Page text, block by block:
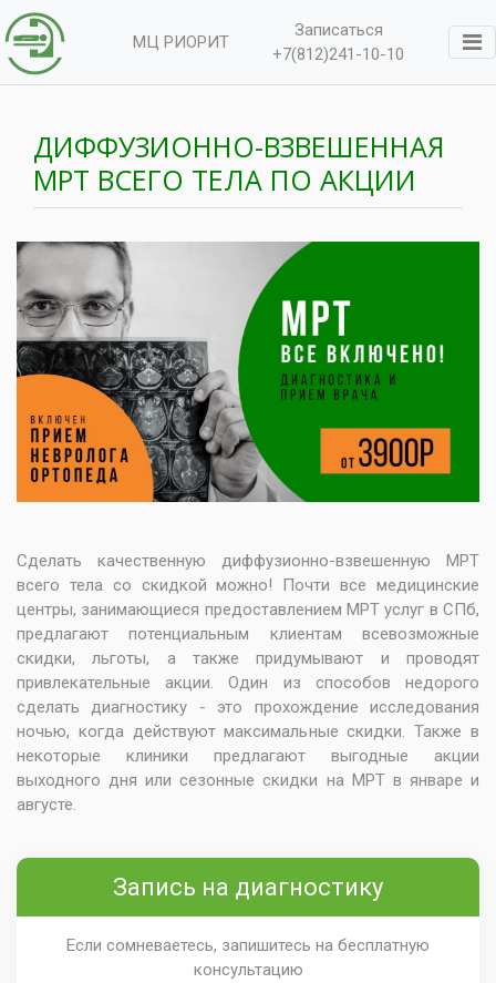
МЦ РИОРИТ
Записаться
+7(812)241-10-10
ДИФФУЗИОННО-ВЗВЕШЕННАЯ
МРТ ВСЕГО ТЕЛА ПО АКЦИИ
Сделать качественную диффузионно-взвешенную МРТ
всего тела со скидкой можно! Почти все медицинские
центры, занимающиеся предоставлением МРТ услуг в СПб,
предлагают потенциальным клиентам всевозможные
скидки, льготы, а также придумывают и проводят
привлекательные акции. Один из способов недорого
сделать диагностику - это прохождение исследования
ночью, когда действуют максимальные скидки. Также в
некоторые клиники предлагают выгодные акции
выходного дня или сезонные скидки на МРТ в январе и
августе.
Запись на диагностику
Если сомневаетесь, запишитесь на бесплатную
консультацию